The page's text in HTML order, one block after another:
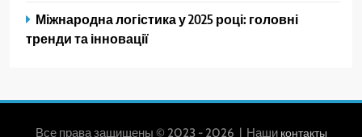
Міжнародна логістика у 2025 році: головні
тренди та інновації
Все права защищены © 2023 - 2026 | Наши контакты